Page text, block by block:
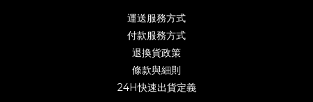
運送服務方式
付款服務方式
退換貨政策
條款與細則
24H快速出貨定義